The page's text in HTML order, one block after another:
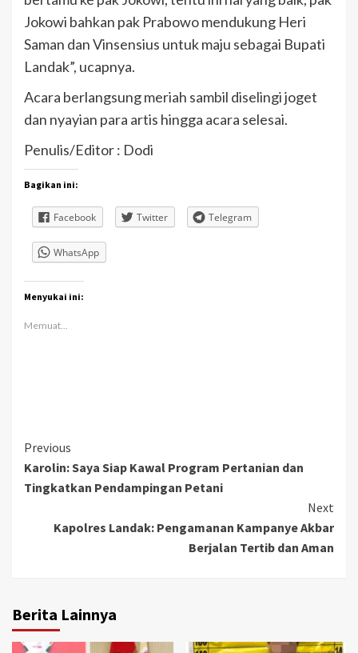
Jokowi bahkan pak Prabowo mendukung Heri
Saman dan Vinsensius untuk maju sebagai Bupati
Landak”, ucapnya.
Acara berlangsung meriah sambil diselingi joget
dan nyayian para artis hingga acara selesai.
Penulis/Editor : Dodi
Bagikan ini:
Facebook Twitter Telegram
WhatsApp
Menyukai ini:
Memuat...
Continue
Reading
Previous
Karolin: Saya Siap Kawal Program Pertanian dan
Tingkatkan Pendampingan Petani
Next
Kapolres Landak: Pengamanan Kampanye Akbar
Berjalan Tertib dan Aman
Berita Lainnya